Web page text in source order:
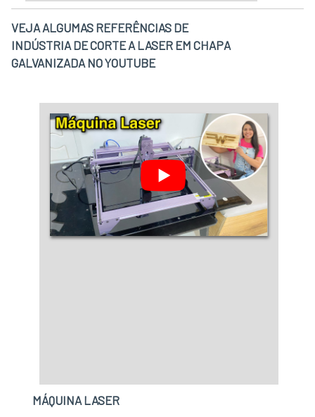
VEJA ALGUMAS REFERÊNCIAS DE
INDÚSTRIA DE CORTE A LASER EM CHAPA
GALVANIZADA NO YOUTUBE
MÁQUINA LASER